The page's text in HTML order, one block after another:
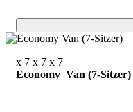
x 7 x 7 x 7
Economy Van (7-Sitzer)